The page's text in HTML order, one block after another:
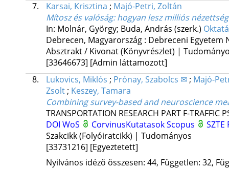
7.
Karsai, Krisztina ; Majó-Petri, Zoltán
Mítosz és valóság: hogyan lesz milliós
In: Molnár, György; Buda, András (szerk.)
Debrecen, Magyarország : Debreceni Egyetem
Absztrakt / Kivonat (Könyvrészlet) |
[33646673] [Admin láttamozott]
8.
Lukovics, Miklós ; Prónay, Szabolcs ✉; Majó-
Zsolt; Keszey, Tamara
Combining survey-based and neuroscience
TRANSPORTATION RESEARCH PART F-TRAFFIC
DOI WoS CorvinusKutatasokScopus
Szakcikk (Folyóiratcikk) | Tudományos
[33731216] [Egyeztetett]
Nyilvános idéző összesen: 44, Független: 32,